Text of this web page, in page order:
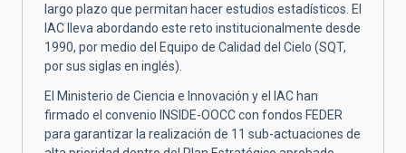
largo plazo que permitan hacer estudios estadísticos. El
IAC lleva abordando este reto institucionalmente desde
1990, por medio del Equipo de Calidad del Cielo (SQT,
por sus siglas en inglés).
El Ministerio de Ciencia e Innovación y el IAC han
firmado el convenio INSIDE-OOCC con fondos FEDER
para garantizar la realización de 11 sub-actuaciones de